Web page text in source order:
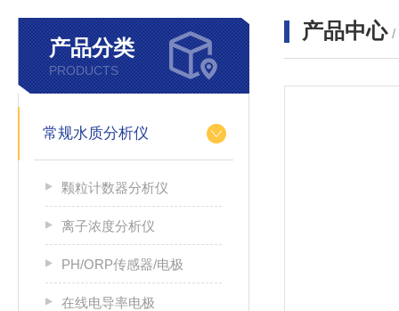
产品分类
PRODUCTS
常规水质分析仪
颗粒计数器分析仪
离子浓度分析仪
PH/ORP传感器/电极
在线电导率电极
产品中心 /